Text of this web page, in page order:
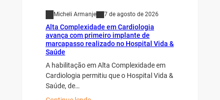
Micheli Armanje 7 de agosto de 2026
Alta Complexidade em Cardiologia
avança com primeiro implante de
marcapasso realizado no Hospital Vida &
Saúde
A habilitação em Alta Complexidade em
Cardiologia permitiu que o Hospital Vida &
Saúde, de…